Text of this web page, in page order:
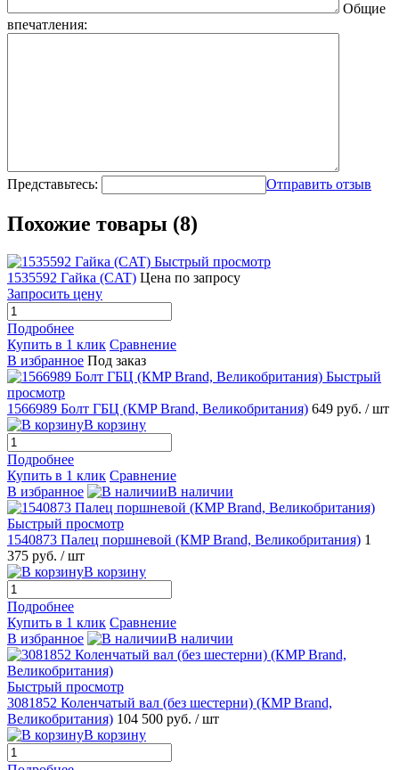
Общие
впечатления:
Представьтесь: Отправить отзыв
Похожие товары (8)
Быстрый просмотр
1535592 Гайка (CAT) Цена по запросу
Запросить цену
Подробнее
Купить в 1 клик Сравнение
В избранное Под заказ
Быстрый
просмотр
1566989 Болт ГБЦ (КMP Brand, Великобритания) 649 руб. / шт
В корзину
Подробнее
Купить в 1 клик Сравнение
В избранное
В наличии
Быстрый просмотр
1540873 Палец поршневой (КMP Brand, Великобритания) 1
375 руб. / шт
В корзину
Подробнее
Купить в 1 клик Сравнение
В избранное
В наличии
Быстрый просмотр
3081852 Коленчатый вал (без шестерни) (КMP Brand,
Великобритания) 104 500 руб. / шт
В корзину